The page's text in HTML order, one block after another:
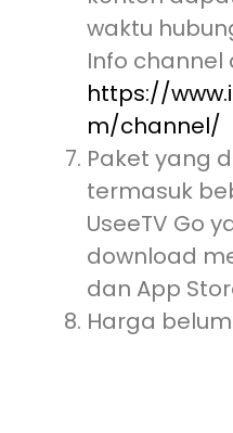
waktu
Info
https://
m/channel/
Paket yang
termasuk
UseeTV Go
download
dan App
Harga belum